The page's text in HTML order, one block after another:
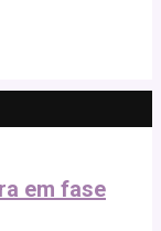
em fase